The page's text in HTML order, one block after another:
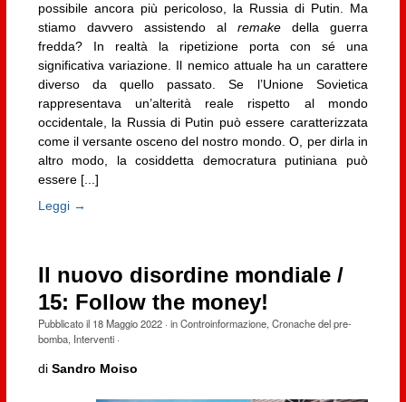
possibile ancora più pericoloso, la Russia di Putin. Ma
stiamo davvero assistendo al remakedella guerra
fredda? In realtà la ripetizione porta con sé una
significativa variazione. Il nemico attuale ha un carattere
diverso da quello passato. Se l’Unione Sovietica
rappresentava un’alterità reale rispetto al mondo
occidentale, la Russia di Putin può essere caratterizzata
come il versante osceno del nostro mondo. O, per dirla in
altro modo, la cosiddetta democratura putiniana può
essere [...]
Leggi →
Il nuovo disordine mondiale /
15: Follow the money!
Pubblicato il 18 Maggio 2022· inControinformazione, Cronache del pre-
bomba, Interventi·
di Sandro Moiso